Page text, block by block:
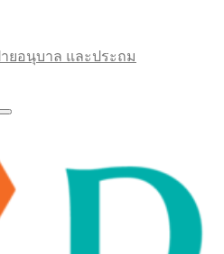
ยอนุบาล และประถม